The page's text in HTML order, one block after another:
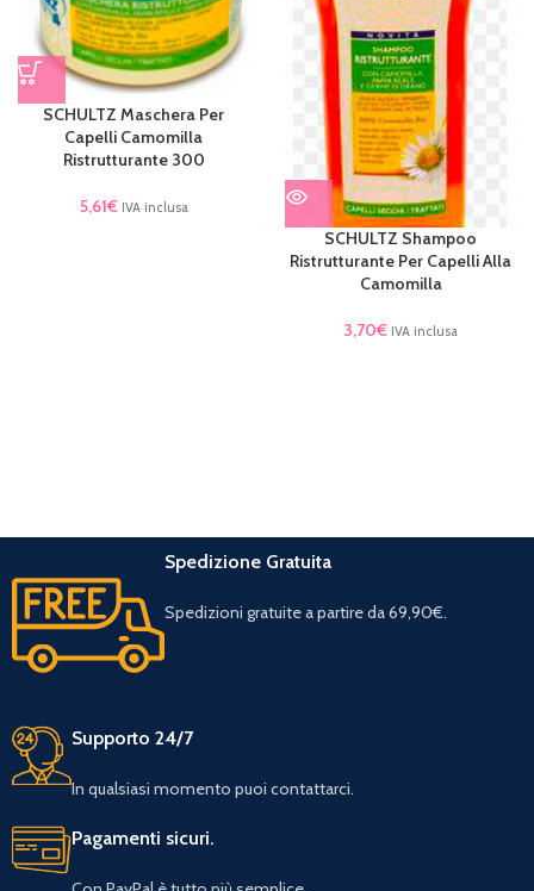
SCHULTZ Maschera Per
Capelli Camomilla
Ristrutturante 300
5,61€ IVA inclusa
SCHULTZ Shampoo
Ristrutturante Per Capelli Alla
Camomilla
3,70€ IVA inclusa
Spedizione Gratuita
Spedizioni gratuite a partire da 69,90€.
Supporto 24/7
In qualsiasi momento puoi contattarci.
Pagamenti sicuri.